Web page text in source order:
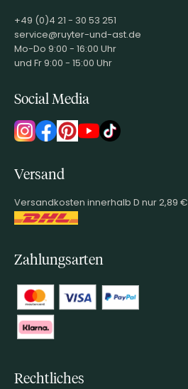
+49 (0)4 21 - 30 53 251
service@ruyter-und-ast.de
Mo-Do 9:00 - 16:00 Uhr
und Fr 9:00 - 15:00 Uhr
Social Media
Versand
Versandkosten innerhalb D nur 2,89 €
Zahlungsarten
Rechtliches